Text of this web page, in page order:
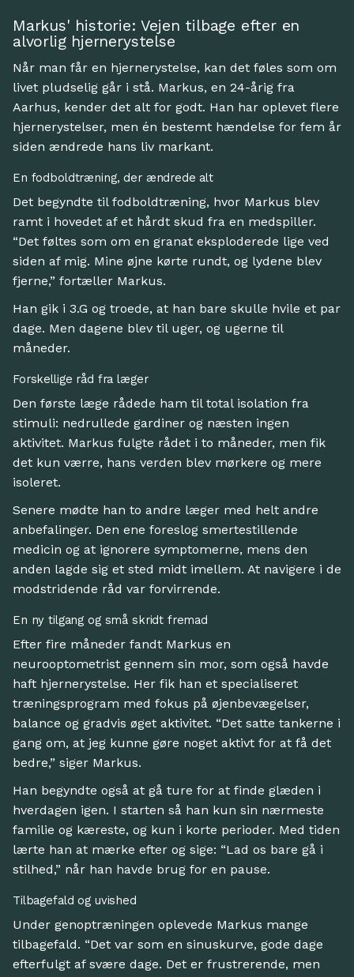
Markus' historie: Vejen tilbage efter en
alvorlig hjernerystelse
Når man får en hjernerystelse, kan det føles som om
livet pludselig går i stå. Markus, en 24-årig fra
Aarhus, kender det alt for godt. Han har oplevet flere
hjernerystelser, men én bestemt hændelse for fem år
siden ændrede hans liv markant.
En fodboldtræning, der ændrede alt
Det begyndte til fodboldtræning, hvor Markus blev
ramt i hovedet af et hårdt skud fra en medspiller.
“Det føltes som om en granat eksploderede lige ved
siden af mig. Mine øjne kørte rundt, og lydene blev
fjerne,” fortæller Markus.
Han gik i 3.G og troede, at han bare skulle hvile et par
dage. Men dagene blev til uger, og ugerne til
måneder.
Forskellige råd fra læger
Den første læge rådede ham til total isolation fra
stimuli: nedrullede gardiner og næsten ingen
aktivitet. Markus fulgte rådet i to måneder, men fik
det kun værre, hans verden blev mørkere og mere
isoleret.
Senere mødte han to andre læger med helt andre
anbefalinger. Den ene foreslog smertestillende
medicin og at ignorere symptomerne, mens den
anden lagde sig et sted midt imellem. At navigere i de
modstridende råd var forvirrende.
En ny tilgang og små skridt fremad
Efter fire måneder fandt Markus en
neurooptometrist gennem sin mor, som også havde
haft hjernerystelse. Her fik han et specialiseret
træningsprogram med fokus på øjenbevægelser,
balance og gradvis øget aktivitet. “Det satte tankerne i
gang om, at jeg kunne gøre noget aktivt for at få det
bedre,” siger Markus.
Han begyndte også at gå ture for at finde glæden i
hverdagen igen. I starten så han kun sin nærmeste
familie og kæreste, og kun i korte perioder. Med tiden
lærte han at mærke efter og sige: “Lad os bare gå i
stilhed,” når han havde brug for en pause.
Tilbagefald og uvished
Under genoptræningen oplevede Markus mange
tilbagefald. “Det var som en sinuskurve, gode dage
efterfulgt af svære dage. Det er frustrerende, men